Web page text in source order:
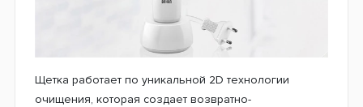
Щетка работает по уникальной 2D технологии
очищения, которая создает возвратно-